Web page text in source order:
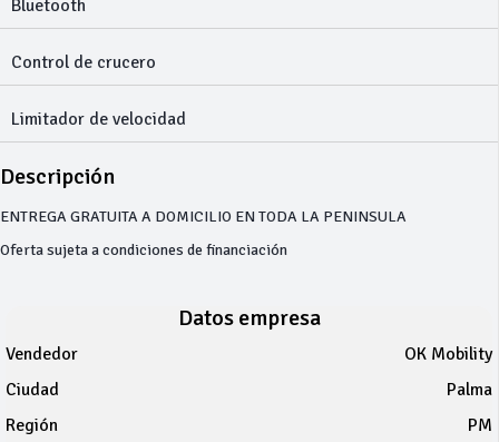
Bluetooth
Control de crucero
Limitador de velocidad
Descripción
ENTREGA GRATUITA A DOMICILIO EN TODA LA PENINSULA
Oferta sujeta a condiciones de financiación
Datos empresa
Vendedor
OK Mobility
Ciudad
Palma
Región
PM